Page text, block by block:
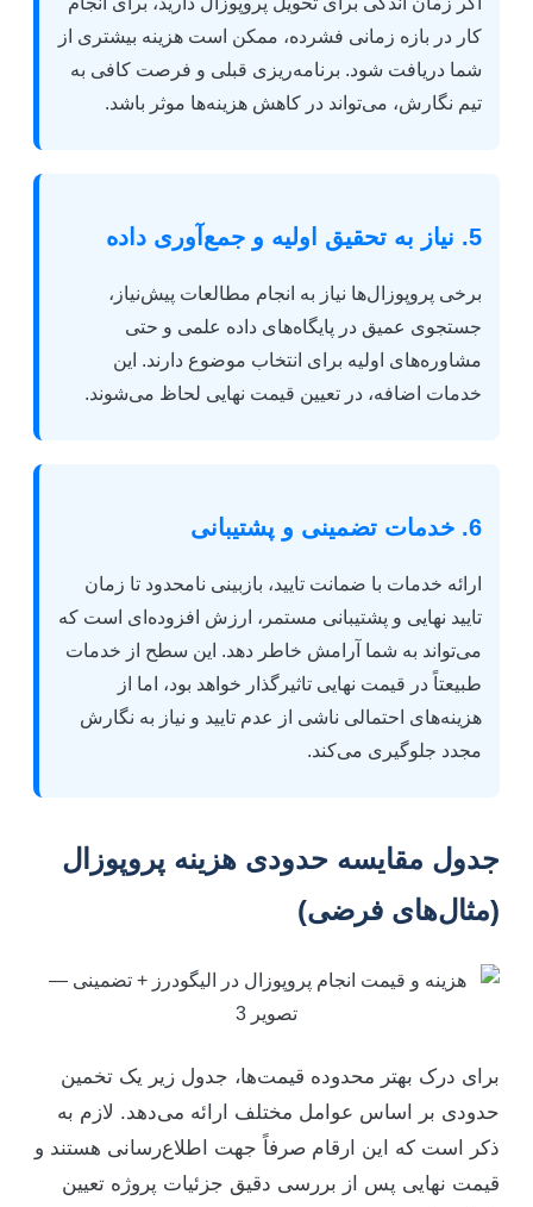
کار در بازه زمانی فشرده، ممکن است هزینه بیشتری از
شما دریافت شود. برنامه‌ریزی قبلی و فرصت کافی به
تیم نگارش، می‌تواند در کاهش هزینه‌ها موثر باشد.
5. نیاز به تحقیق اولیه و جمع‌آوری داده
برخی پروپوزال‌ها نیاز به انجام مطالعات پیش‌نیاز،
جستجوی عمیق در پایگاه‌های داده علمی و حتی
مشاوره‌های اولیه برای انتخاب موضوع دارند. این
خدمات اضافه، در تعیین قیمت نهایی لحاظ می‌شوند.
6. خدمات تضمینی و پشتیبانی
ارائه خدمات با ضمانت تایید، بازبینی نامحدود تا زمان
تایید نهایی و پشتیبانی مستمر، ارزش افزوده‌ای است که
می‌تواند به شما آرامش خاطر دهد. این سطح از خدمات
طبیعتاً در قیمت نهایی تاثیرگذار خواهد بود، اما از
هزینه‌های احتمالی ناشی از عدم تایید و نیاز به نگارش
مجدد جلوگیری می‌کند.
جدول مقایسه حدودی هزینه پروپوزال
(مثال‌های فرضی)
برای درک بهتر محدوده قیمت‌ها، جدول زیر یک تخمین
حدودی بر اساس عوامل مختلف ارائه می‌دهد. لازم به
ذکر است که این ارقام صرفاً جهت اطلاع‌رسانی هستند و
قیمت نهایی پس از بررسی دقیق جزئیات پروژه تعیین